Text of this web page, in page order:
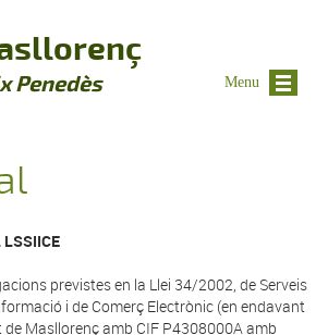
Penedès
LSSIICE
previstes en la Llei 34/2002, de Serveis
i de Comerç Electrònic (en endavant
de Masllorenç amb CIF P4308000A amb
Menu